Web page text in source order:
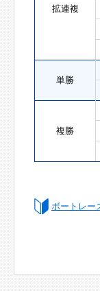
拡連複
単勝
複勝
ボートレー